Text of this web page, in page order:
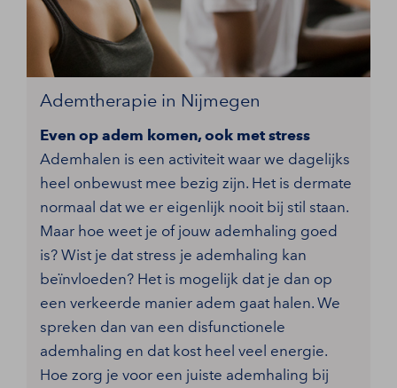
Ademtherapie in Nijmegen
Even op adem komen, ook met stress
Ademhalen is een activiteit waar we dagelijks
heel onbewust mee bezig zijn. Het is dermate
normaal dat we er eigenlijk nooit bij stil staan.
Maar hoe weet je of jouw ademhaling goed
is? Wist je dat stress je ademhaling kan
beïnvloeden? Het is mogelijk dat je dan op
een verkeerde manier adem gaat halen. We
spreken dan van een disfunctionele
ademhaling en dat kost heel veel energie.
Hoe zorg je voor een juiste ademhaling bij